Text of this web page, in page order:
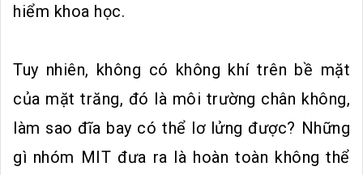
hiểm khoa học.
Tuy nhiên, không có không khí trên bề mặt
của mặt trăng, đó là môi trường chân không,
làm sao đĩa bay có thể lơ lửng được? Những
gì nhóm MIT đưa ra là hoàn toàn không thể